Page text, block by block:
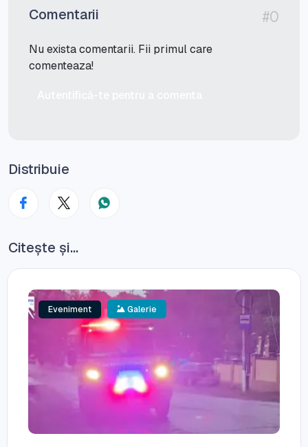
Comentarii #0
Nu exista comentarii. Fii primul care
comenteaza!
Distribuie
Citește și...
Eveniment Galerie